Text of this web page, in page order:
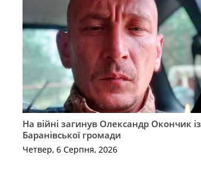
На війні загинув Олександр Окончик із
Баранівської громади
Четвер, 6 Серпня, 2026